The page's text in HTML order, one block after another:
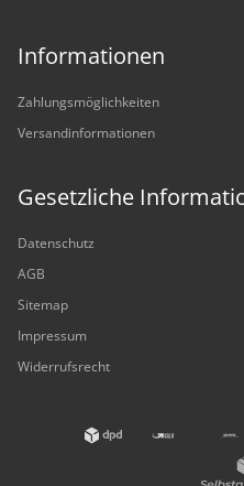
Informationen
Zahlungsmöglichkeiten
Versandinformationen
Gesetzliche
Datenschutz
AGB
Sitemap
Impressum
Widerrufsrecht